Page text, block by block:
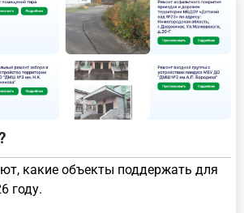
какие объекты поддержать для
году.